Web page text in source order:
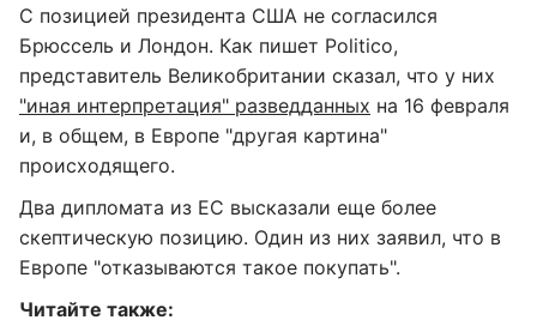
С позицией президента США не согласился
Брюссель и Лондон. Как пишет Politico,
представитель Великобритании сказал, что у них
"иная интерпретация" разведданных на 16 февраля
и, в общем, в Европе "другая картина"
происходящего.
Два дипломата из ЕС высказали еще более
скептическую позицию. Один из них заявил, что в
Европе "отказываются такое покупать".
Читайте также: